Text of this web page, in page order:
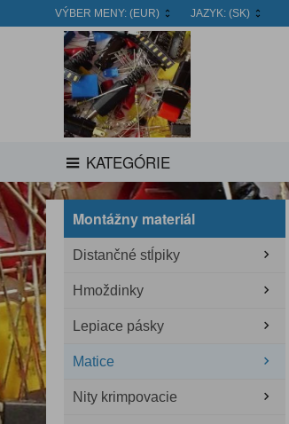
VÝBER MENY: (EUR) JAZYK: (SK)
KATEGÓRIE
Montážny materiál
Distančné stĺpiky
Hmoždinky
Lepiace pásky
Matice
Nity krimpovacie